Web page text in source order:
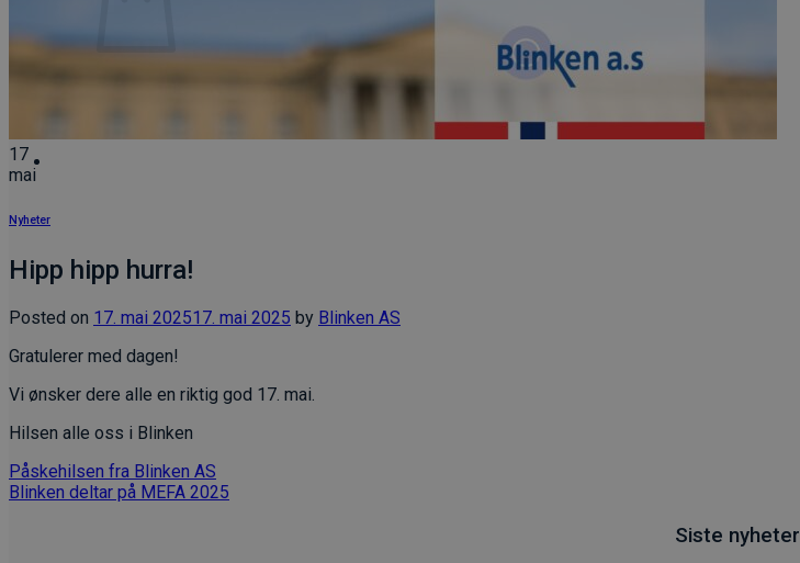
Du har ingen produkter i handlekurven.
17
mai
Nyheter
Hipp hipp hurra!
Posted on 17. mai 202517. mai 2025 by Blinken AS
Gratulerer med dagen!
Vi ønsker dere alle en riktig god 17. mai.
Hilsen alle oss i Blinken
Påskehilsen fra Blinken AS
Blinken deltar på MEFA 2025
Siste nyheter